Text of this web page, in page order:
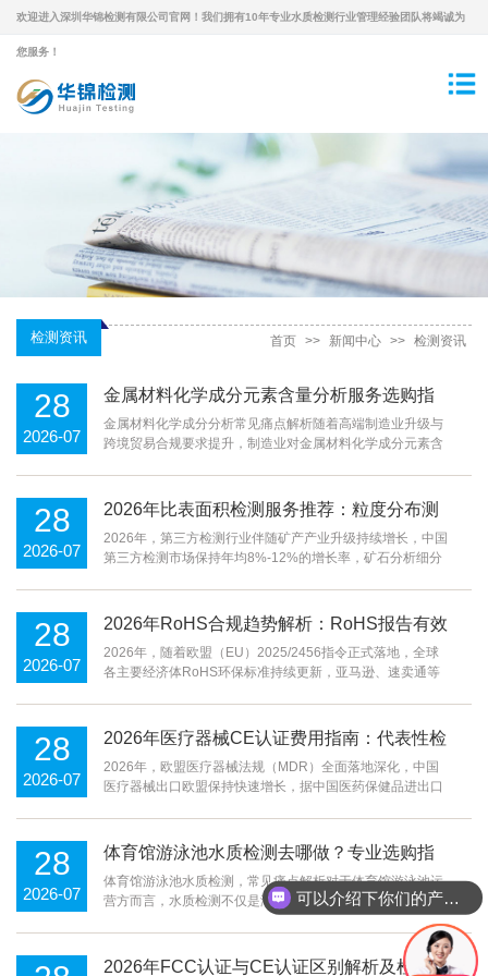
欢迎进入深圳华锦检测有限公司官网！我们拥有10年专业水质检测行业管理经验团队将竭诚为
您服务！
检测资讯 首页 >> 新闻中心 >> 检测资讯
28
2026-07
金属材料化学成分元素含量分析服务选购指
南
金属材料化学成分分析常见痛点解析随着高端制造业升级与
跨境贸易合规要求提升，制造业对金属材料化学成分元素含
28
2026-07
2026年比表面积检测服务推荐：粒度分布测
试、孔隙率检测、粉体性能分析选择指南
2026年，第三方检测行业伴随矿产产业升级持续增长，中国
第三方检测市场保持年均8%-12%的增长率，矿石分析细分
测等粉体性能分析数据精度不足，影响冶炼效率优化与
28
2026-07
2026年RoHS合规趋势解析：RoHS报告有效
期是几年及检测机构选择指南
2026年，随着欧盟（EU）2025/2456指令正式落地，全球
各主要经济体RoHS环保标准持续更新，亚马逊、速卖通等
元，同比增长18%，但仍有超62%的制造业及跨境电商企业
28
2026-07
2026年医疗器械CE认证费用指南：代表性检
测机构及选型参考
2026年，欧盟医疗器械法规（MDR）全面落地深化，中国
医疗器械出口欧盟保持快速增长，据中国医药保健品进出口
器械CE认证费用不透明、MDR法规要求复杂、分类等级评
估标准模糊、GMP审核能力不足、技术文件编制不规范等
28
2026-07
体育馆游泳池水质检测去哪做？专业选购指
南
体育馆游泳池水质检测，常见痛点解析对于体育馆游泳池运
营方而言，水质检测不仅是满足卫生监管要求的法定责任，
更直接关系到游泳者尤其是师生群体的健康安全。现实中，
不少运营方面临诸多困境：要么找不到具备合格资质的
2026年FCC认证与CE认证区别解析及检测机
可以介绍下你们的产品么